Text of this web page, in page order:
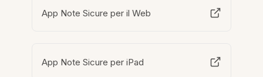
App Note Sicure per il Web
App Note Sicure per iPad